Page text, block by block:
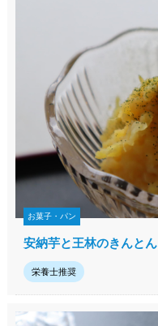
お菓子・パン
安納芋と王林のきんとん
栄養士推奨